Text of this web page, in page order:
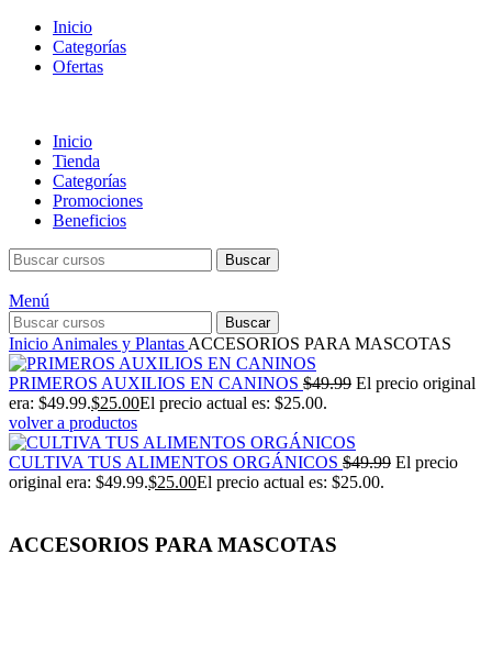
Inicio
Categorías
Ofertas
Inicio
Tienda
Categorías
Promociones
Beneficios
Buscar
Menú
Buscar
Inicio Animales y Plantas ACCESORIOS PARA MASCOTAS
PRIMEROS AUXILIOS EN CANINOS $49.99 El precio original
era: $49.99.$25.00El precio actual es: $25.00.
volver a productos
CULTIVA TUS ALIMENTOS ORGÁNICOS $49.99 El precio
original era: $49.99.$25.00El precio actual es: $25.00.
ACCESORIOS PARA MASCOTAS